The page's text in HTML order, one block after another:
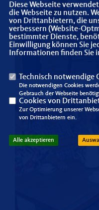
Diese Webseite
die Webseite zu nutzen.
von Drittanbietern, die
verbessern (Website-
bestimmter Dienste,
Einwilligung können Sie
Informationen finden Sie
Technisch notwendige
Die notwendigen Cookies
Gebrauch der Webseite
Cookies von
Zur Optimierung unserer
von Drittanbietern ein.
Alle akzeptieren